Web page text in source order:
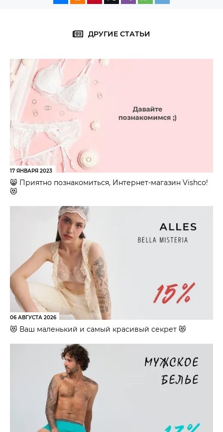
ДРУГИЕ СТАТЬИ
17 ЯНВАРЯ 2023
😸 Приятно познакомиться, Интернет-магазин Vishco!
😻
06 АВГУСТА 2026
😻 Ваш маленький и самый красивый секрет 😻